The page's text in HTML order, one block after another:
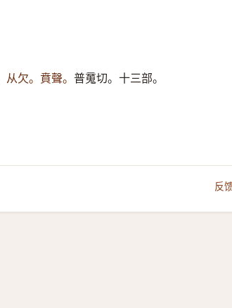
从欠。賁聲。 普䰟切。十三部。
反